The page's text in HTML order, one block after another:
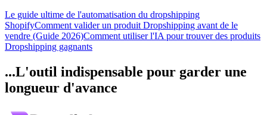
Le guide ultime de l'automatisation du dropshipping
ShopifyComment valider un produit Dropshipping avant de le
vendre (Guide 2026)Comment utiliser l'IA pour trouver des produits
Dropshipping gagnants
...L'outil indispensable pour garder une
longueur d'avance